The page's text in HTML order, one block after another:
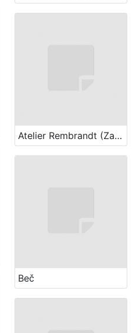
Atelier Rembrandt (Zagreb)
Beč